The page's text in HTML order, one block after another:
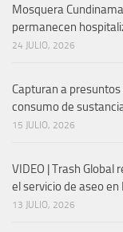
Mosquera
permanecen
24 JULIO, 2026
Capturan a
consumo de
15 JULIO, 2026
VIDEO | Trash
el servicio de aseo
13 JULIO, 2026